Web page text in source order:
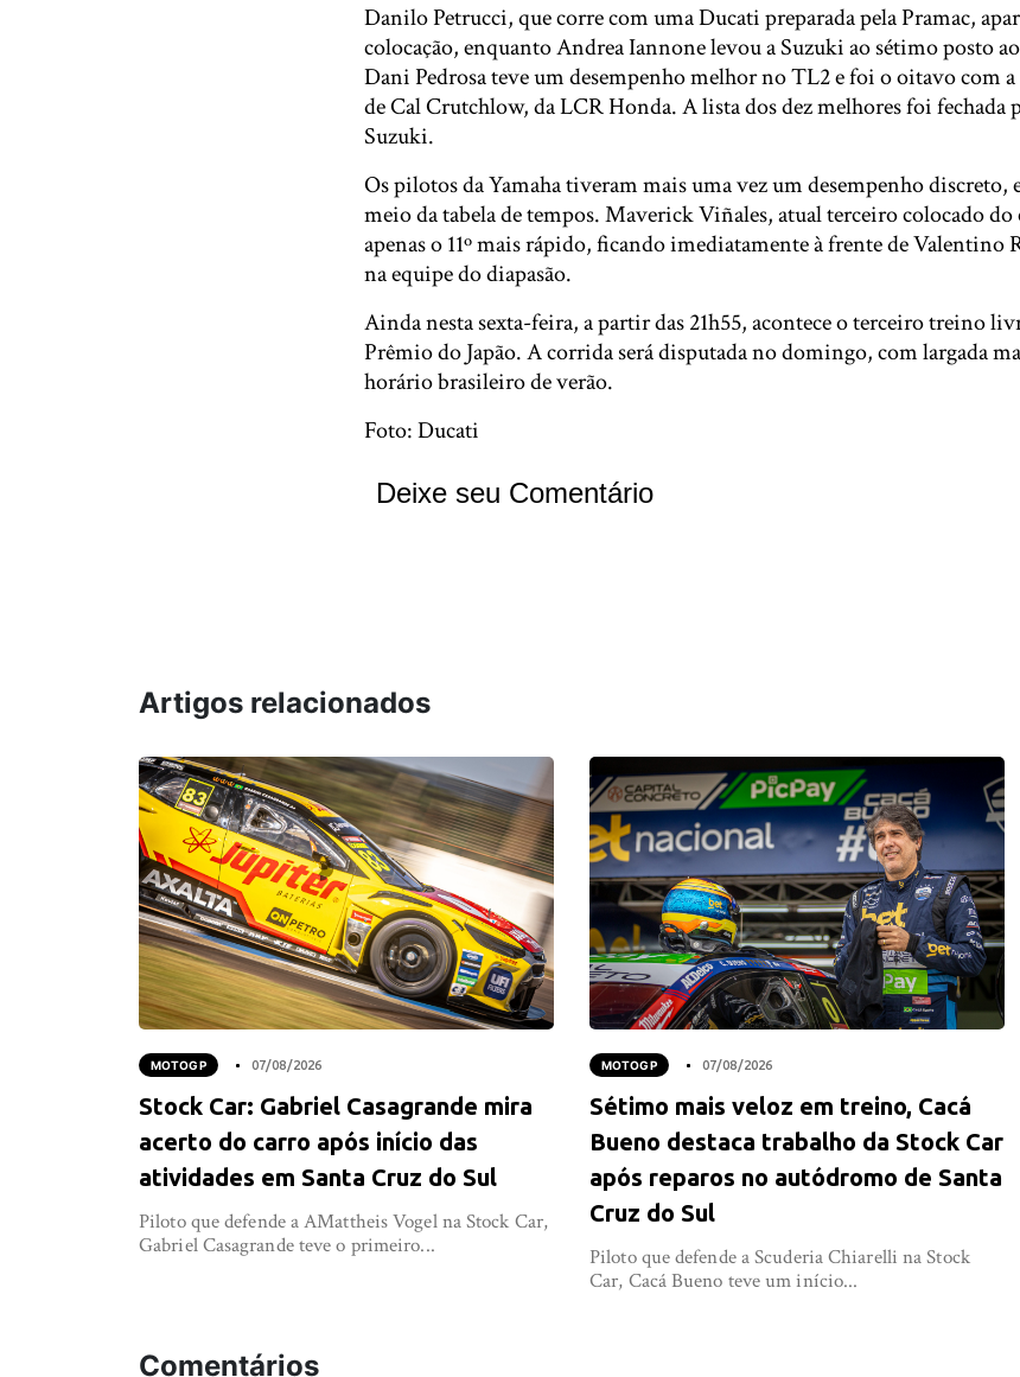
Danilo Petrucci, que corre com uma Ducati preparada pela Pramac,
colocação, enquanto Andrea Iannone levou a Suzuki ao sétimo posto
Dani Pedrosa teve um desempenho melhor no TL2 e foi o oitavo com
de Cal Crutchlow, da LCR Honda. A lista dos dez melhores foi fechada
Suzuki.
Os pilotos da Yamaha tiveram mais uma vez um desempenho discreto,
meio da tabela de tempos. Maverick Viñales, atual terceiro colocado
apenas o 11º mais rápido, ficando imediatamente à frente de Valentino
na equipe do diapasão.
Ainda nesta sexta-feira, a partir das 21h55, acontece o terceiro treino
Prêmio do Japão. A corrida será disputada no domingo, com largada
horário brasileiro de verão.
Foto: Ducati
Deixe seu Comentário
Artigos relacionados
MOTOGP 07/08/2026
Stock Car: Gabriel Casagrande mira
acerto do carro após início das
atividades em Santa Cruz do Sul
Piloto que defende a AMattheis Vogel na Stock Car,
Gabriel Casagrande teve o primeiro...
MOTOGP 07/08/2026
Sétimo mais veloz em treino, Cacá
Bueno destaca trabalho da Stock Car
após reparos no autódromo de Santa
Cruz do Sul
Piloto que defende a Scuderia Chiarelli na Stock
Car, Cacá Bueno teve um início...
Comentários